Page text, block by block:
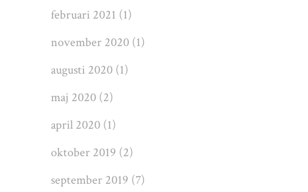
februari 2021 (1)
november 2020 (1)
augusti 2020 (1)
maj 2020 (2)
april 2020 (1)
oktober 2019 (2)
september 2019 (7)